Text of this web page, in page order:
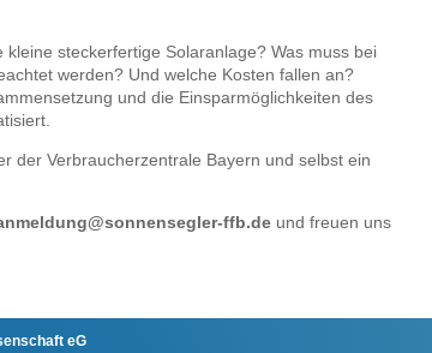
steckerfertige Solaranlage? Was muss bei
werden? Und welche Kosten fallen an?
und die Einsparmöglichkeiten des
der Verbraucherzentrale Bayern und selbst ein
ffb.de und freuen uns
eG